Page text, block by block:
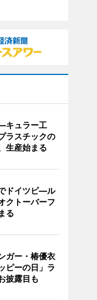
キュラー工
ラスチックの
生産始まる
ドイツビ―ル
トーバーフ
る
ガー・椿優衣
ピーの日」ラ
披露目も